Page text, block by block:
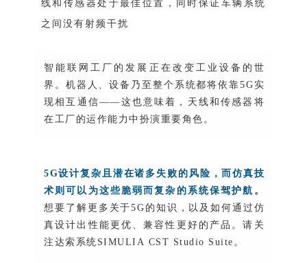
线和传感器处于最佳位置，同时保证车辆系统
之间没有射频干扰
智能联网工厂的发展正在改变工业设备的世
界。机器人、设备乃至整个系统都将依靠5G实
现相互通信——这也意味着，天线和传感器将
在工厂的运作能力中扮演重要角色。
5G设计复杂且潜在诸多失败的风险，而仿真技
术则可以为这些脆弱而复杂的系统保驾护航。
想要了解更多关于5G的知识，以及如何通过仿
真设计出性能更优、兼容性更好的产品。请关
注达索系统SIMULIA CST Studio Suite。